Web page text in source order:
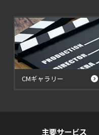
CMギャラリー
主要サービス